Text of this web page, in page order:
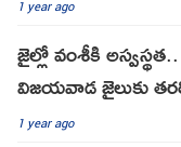
1 year ago
జైల్లో వంశీకి
విజయవాడ జైలుకు
1 year ago